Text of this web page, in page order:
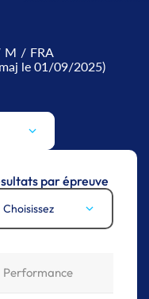
M / FRA
le 01/09/2025)
par épreuve
Choisissez
Performance